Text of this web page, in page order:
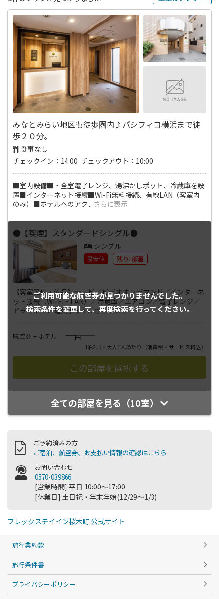
みなとみらい地区も徒歩圏内♪パシフィコ横浜まで徒
歩２０分。
食事なし
チェックイン：14:00 チェックアウト：10:00
■室内設備■・全室電子レンジ、湯沸かしポット、冷蔵庫を設
置■インターネット接続■Wi-Fi無料接続、有線LAN（客室内
のみ）■ホテルへのアク... さらに表示
ご利用可能な航空券が見つかりませんでした。
検索条件を変更して、再度検索を行ってください。
●【喫煙】スタンダードシングル●
シングル
最安値 残り3部屋
【客室設備・備品】テレビ／ビデオオンデマンド／インターネ
ット接続（Wi-Fi・LAN）／冷蔵庫／エアコン／電子レンジ／
ドライヤー／電気ポット...さらに表示
航空券 + ホテル ――――円
1泊2日・大人1人あたり （消費税・サービス料込）
全ての部屋を見る（10室）
ご予約済みの方
ご宿泊、航空券、お支払い情報の確認はこちら
お問い合わせ
0570-039866
[営業時間] 平日 10:00～17:00
[休業日] 土日祝・年末年始(12/29～1/3)
フレックステイイン桜木町 公式サイト
旅行業約款
旅行条件書
プライバシーポリシー